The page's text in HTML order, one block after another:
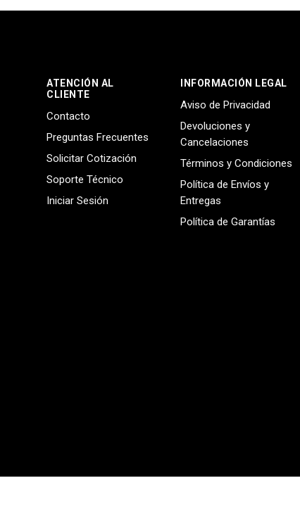
ATENCIÓN AL
CLIENTE
Contacto
Preguntas Frecuentes
Solicitar Cotización
Soporte Técnico
Iniciar Sesión
INFORMACIÓN LEGAL
Aviso de Privacidad
Devoluciones y
Cancelaciones
Términos y Condiciones
Política de Envíos y
Entregas
Política de Garantías